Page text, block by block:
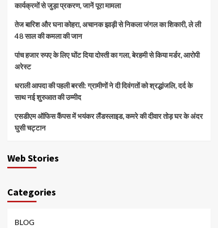
कार्यक्रमों से जुड़ा प्रकरण, जानें पूरा मामला
तेज बारिश और घना कोहरा, अचानक झाड़ी से निकला जंगल का शिकारी, ले ली
48 साल की कमला की जान
पांच हजार रुपए के लिए घोंट दिया दोस्ती का गला, बेरहमी से किया मर्डर, आरोपी
अरेस्ट
धराली आपदा की पहली बरसी: ग्रामीणों ने दी दिवंगतों को श्रद्धांजलि, दर्द के
साथ नई शुरुआत की उम्मीद
एसडीएम ऑफिस कैंपस में भयंकर लैंडस्लाइड, कमरे की दीवार तोड़ घर के अंदर
घुसी चट्टान
Web Stories
Categories
BLOG